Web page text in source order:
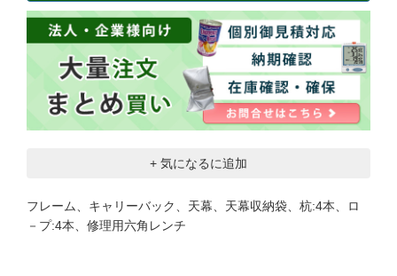
+ 気になるに追加
フレーム、キャリーバック、天幕、天幕収納袋、杭:4本、ロ
－プ:4本、修理用六角レンチ